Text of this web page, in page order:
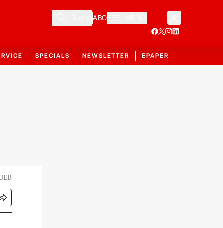
ABO
SPECIALS NEWSLETTER EPAPER